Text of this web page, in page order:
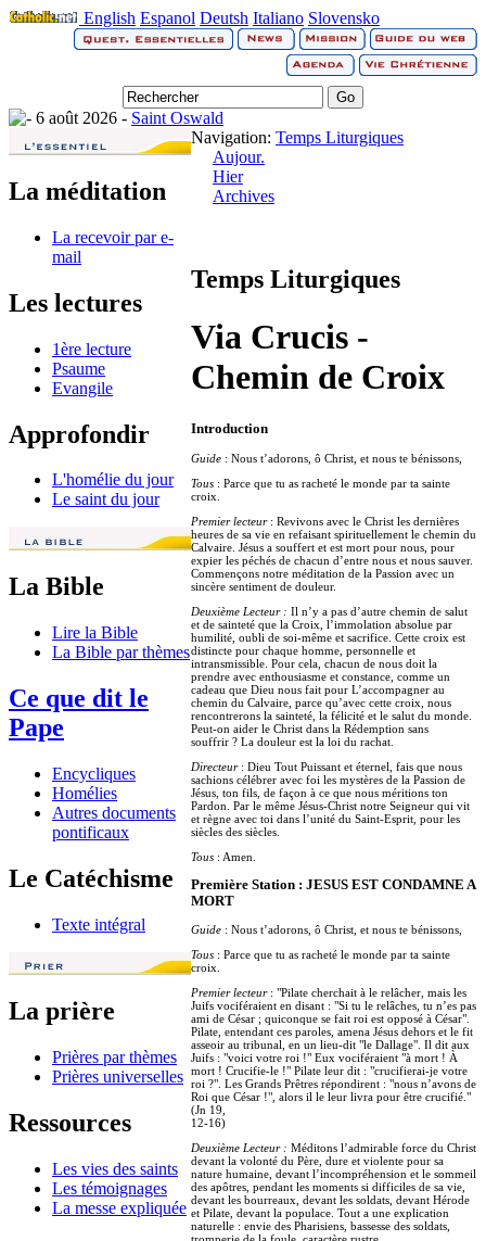
English Espanol Deutsh Italiano Slovensko
6 août 2026 - Saint Oswald
La méditation
La recevoir par e-
mail
Les lectures
1ère lecture
Psaume
Evangile
Approfondir
L'homélie du jour
Le saint du jour
La Bible
Lire la Bible
La Bible par thèmes
Ce que dit le
Pape
Encycliques
Homélies
Autres documents
pontificaux
Le Catéchisme
Texte intégral
La prière
Prières par thèmes
Prières universelles
Ressources
Les vies des saints
Les témoignages
La messe expliquée
Navigation: Temps Liturgiques
Aujour.
Hier
Archives
Temps Liturgiques
Via Crucis -
Chemin de Croix
Introduction
Guide : Nous t’adorons, ô Christ, et nous te bénissons,
Tous : Parce que tu as racheté le monde par ta sainte
croix.
Premier lecteur: Revivons avec le Christ les dernières
heures de sa vie en refaisant spirituellement le chemin du
Calvaire. Jésus a souffert et est mort pour nous, pour
expier les péchés de chacun d’entre nous et nous sauver.
Commençons notre méditation de la Passion avec un
sincère sentiment de douleur.
Deuxième Lecteur : Il n’y a pas d’autre chemin de salut
et de sainteté que la Croix, l’immolation absolue par
humilité, oubli de soi-même et sacrifice. Cette croix est
distincte pour chaque homme, personnelle et
intransmissible. Pour cela, chacun de nous doit la
prendre avec enthousiasme et constance, comme un
cadeau que Dieu nous fait pour L’accompagner au
chemin du Calvaire, parce qu’avec cette croix, nous
rencontrerons la sainteté, la félicité et le salut du monde.
Peut-on aider le Christ dans la Rédemption sans
souffrir ? La douleur est la loi du rachat.
Directeur: Dieu Tout Puissant et éternel, fais que nous
sachions célébrer avec foi les mystères de la Passion de
Jésus, ton fils, de façon à ce que nous méritions ton
Pardon. Par le même Jésus-Christ notre Seigneur qui vit
et règne avec toi dans l’unité du Saint-Esprit, pour les
siècles des siècles.
Tous : Amen.
Première Station : JESUS EST CONDAMNE A
MORT
Guide : Nous t’adorons, ô Christ, et nous te bénissons,
Tous : Parce que tu as racheté le monde par ta sainte
croix.
Premier lecteur: "Pilate cherchait à le relâcher, mais les
Juifs vociféraient en disant : "Si tu le relâches, tu n’es pas
ami de César ; quiconque se fait roi est opposé à César".
Pilate, entendant ces paroles, amena Jésus dehors et le fit
asseoir au tribunal, en un lieu-dit "le Dallage". Il dit aux
Juifs : "voici votre roi !" Eux vociféraient "à mort ! À
mort ! Crucifie-le !" Pilate leur dit : "crucifierai-je votre
roi ?". Les Grands Prêtres répondirent : "nous n’avons de
Roi que César !", alors il le leur livra pour être crucifié."
(Jn 19,
12-16)
Deuxième Lecteur : Méditons l’admirable force du Christ
devant la volonté du Père, dure et violente pour sa
nature humaine, devant l’incompréhension et le sommeil
des apôtres, pendant les moments si difficiles de sa vie,
devant les bourreaux, devant les soldats, devant Hérode
et Pilate, devant la populace. Tout a une explication
naturelle : envie des Pharisiens, bassesse des soldats,